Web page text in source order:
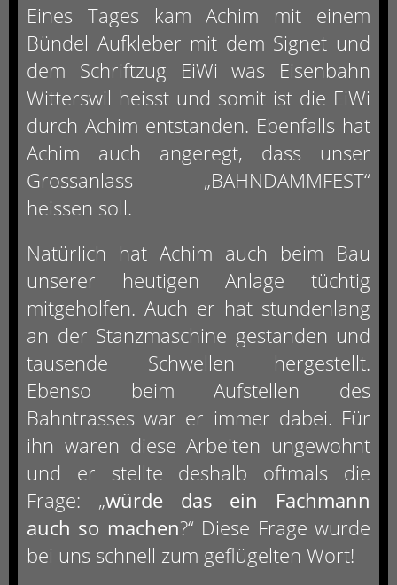
Eines Tages kam Achim mit einem
Bündel Aufkleber mit dem Signet und
dem Schriftzug EiWi was Eisenbahn
Witterswil heisst und somit ist die EiWi
durch Achim entstanden. Ebenfalls hat
Achim auch angeregt, dass unser
Grossanlass „BAHNDAMMFEST“
heissen soll.
Natürlich hat Achim auch beim Bau
unserer heutigen Anlage tüchtig
mitgeholfen. Auch er hat stundenlang
an der Stanzmaschine gestanden und
tausende Schwellen hergestellt.
Ebenso beim Aufstellen des
Bahntrasses war er immer dabei. Für
ihn waren diese Arbeiten ungewohnt
und er stellte deshalb oftmals die
Frage: „würde das ein Fachmann
auch so machen?“ Diese Frage wurde
bei uns schnell zum geflügelten Wort!